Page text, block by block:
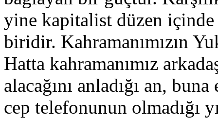
yine kapitalist düzen içinde
biridir. Kahramanımızın
Hatta kahramanımız
alacağını anladığı an,
cep telefonunun olmadığı